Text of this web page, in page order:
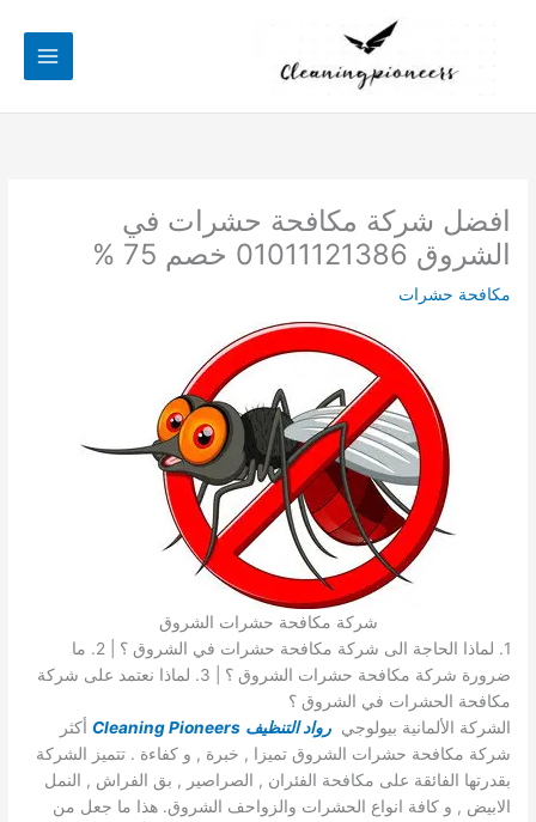
افضل شركة مكافحة حشرات في
الشروق 01011121386 خصم 75 %
مكافحة حشرات
شركة مكافحة حشرات الشروق
1. لماذا الحاجة الى شركة مكافحة حشرات في الشروق ؟ | 2. ما
ضرورة شركة مكافحة حشرات الشروق ؟ | 3. لماذا نعتمد على شركة
مكافحة الحشرات في الشروق ؟
الشركة الألمانية بيولوجيرواد التنظيف Cleaning Pioneers أكثر
شركة مكافحة حشرات الشروق تميزا , خبرة , و كفاءة . تتميز الشركة
بقدرتها الفائقة على مكافحة الفئران , الصراصير , بق الفراش , النمل
الابيض , و كافة انواع الحشرات والزواحف الشروق. هذا ما جعل من